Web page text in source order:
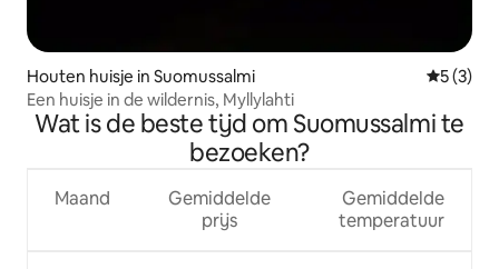
Houten huisje in Suomussalmi
5 (3)
Een huisje in de wildernis, Myllylahti
Wat is de beste tijd om Suomussalmi te
bezoeken?
Maand
Gemiddelde
prijs
Gemiddelde
temperatuur